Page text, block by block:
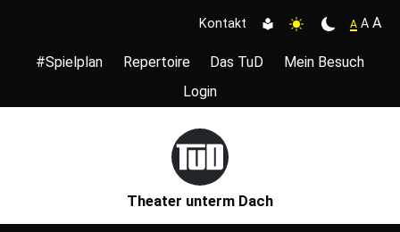
Kontakt A A A
#Spielplan Repertoire Das TuD
Mein Besuch
Login
Theater unterm Dach